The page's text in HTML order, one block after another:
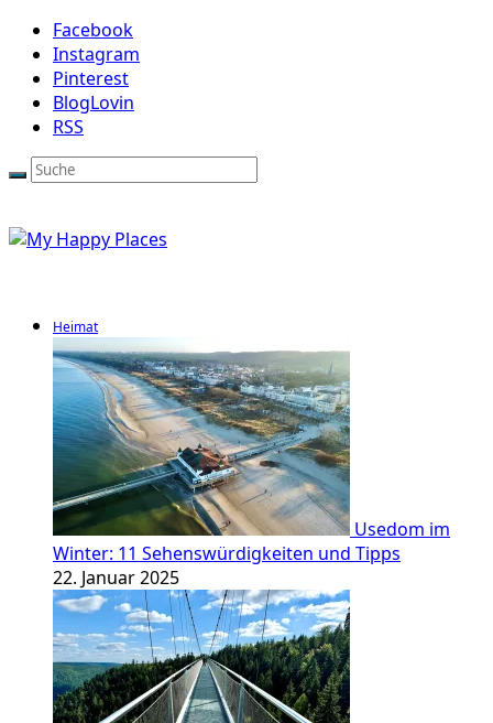
Facebook
Instagram
Pinterest
BlogLovin
RSS
Heimat
Usedom im
Winter: 11 Sehenswürdigkeiten und Tipps
22. Januar 2025